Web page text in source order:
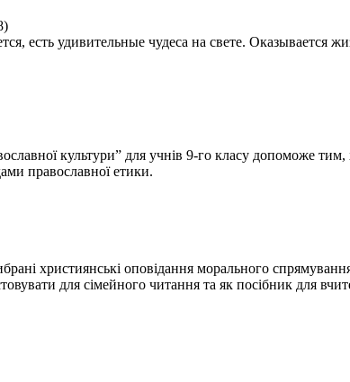
)
удивительные чудеса на свете. Оказывается
культури” для учнів 9-го класу допоможе тим,
православної етики.
християнські оповідання морального
для сімейного читання та як посібник для